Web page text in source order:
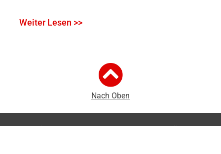
Weiter Lesen >>
Nach Oben
Startseite Kontakt Datenschutzerklärung